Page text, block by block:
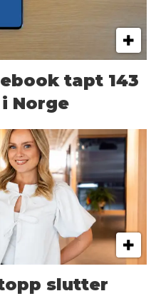
tapt 143
Norge
slutter